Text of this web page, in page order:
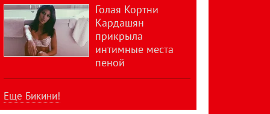
Голая Кортни
Кардашян
прикрыла
интимные места
пеной
Еще Бикини!